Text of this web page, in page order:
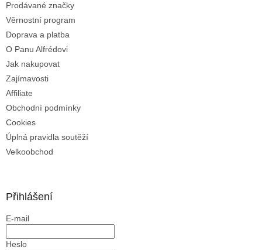
Prodávané značky
Věrnostní program
Doprava a platba
O Panu Alfrédovi
Jak nakupovat
Zajímavosti
Affiliate
Obchodní podmínky
Cookies
Úplná pravidla soutěží
Velkoobchod
Přihlášení
E-mail
Heslo